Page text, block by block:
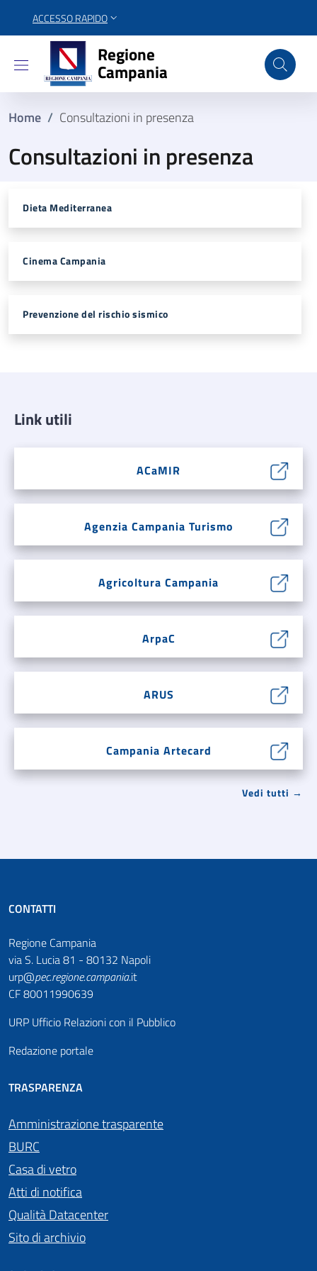
ACCESSO RAPIDO
Regione Campania
Regione
Campania
Home / Consultazioni in presenza
Consultazioni in presenza
Dieta Mediterranea
Cinema Campania
Prevenzione del rischio sismico
Link utili
ACaMIR
Agenzia Campania Turismo
Agricoltura Campania
ArpaC
ARUS
Campania Artecard
Vedi tutti →
CONTATTI
Regione Campania
via S. Lucia 81 - 80132 Napoli
urp@pec.regione.campania.it
CF 80011990639
URP Ufficio Relazioni con il Pubblico
Redazione portale
TRASPARENZA
Amministrazione trasparente
BURC
Casa di vetro
Atti di notifica
Qualità Datacenter
Sito di archivio